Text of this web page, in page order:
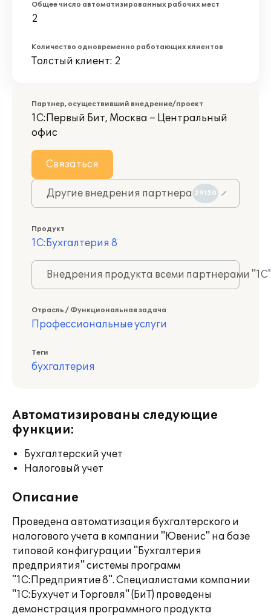
Общее число автоматизированных рабочих мест
2
Количество одновременно работающих клиентов
Толстый клиент: 2
Партнер, осуществивший внедрение/проект
1С:Первый Бит, Москва – Центральный
офис
Связаться
Другие внедрения партнера 29150
Продукт
1С:Бухгалтерия 8
Внедрения продукта всеми партнерами
Отрасль / Функциональная задача
Профессиональные услуги
Теги
бухгалтерия
Автоматизированы следующие
функции:
Бухгалтерский учет
Налоговый учет
Описание
Проведена автоматизация бухгалтерского и
налогового учета в компании "Ювенис" на базе
типовой конфигурации "Бухгалтерия
предприятия" системы программ
"1С:Предприятие 8". Специалистами компании
"1С:Бухучет и Торговля" (БиТ) проведены
демонстрация программного продукта